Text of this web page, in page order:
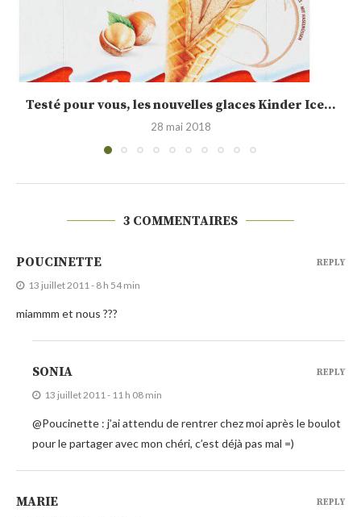
Calendrier de l’Avent jour 15 : idée cadeau,...
19 décembre 2015
3 COMMENTAIRES
POUCINETTE
13 juillet 2011 - 8 h 54 min
miammm et nous ???
REPLY
SONIA
13 juillet 2011 - 11 h 08 min
@Poucinette : j’ai attendu de rentrer chez moi après le boulot
pour le partager avec mon chéri, c’est déjà pas mal =)
REPLY
MARIE REPLY